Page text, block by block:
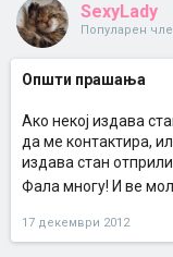
SexyLady
Популарен
Општи прашања
Ако некој издава
да ме контактира,
издава стан
Фала многу! И ве
17 декември 2012